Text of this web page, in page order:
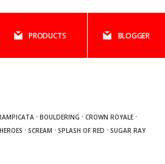
PRODUCTS BLOGGER
· BOULDERING · CROWN ROYALE ·
· SCREAM · SPLASH OF RED · SUGAR RAY